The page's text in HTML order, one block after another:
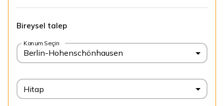
Bireysel talep
Konum Seçin
Berlin-Hohenschönhausen
Hitap